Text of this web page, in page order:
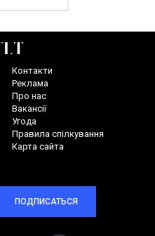
Контакти
Реклама
Про нас
Вакансії
Угода
Правила спілкування
Карта сайта
ПОДПИСАТЬСЯ